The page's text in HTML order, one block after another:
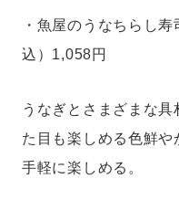
・魚屋のうなちらし
込）1,058円
うなぎとさまざまな
た目も楽しめる色鮮
手軽に楽しめる。